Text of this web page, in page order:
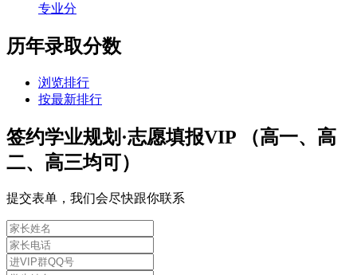
专业分
历年录取分数
浏览排行
按最新排行
签约学业规划·志愿填报VIP （高一、高
二、高三均可）
提交表单，我们会尽快跟你联系